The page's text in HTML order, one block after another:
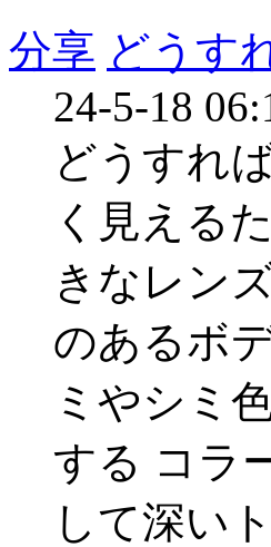
分享 どうす
24-5-18
どうすれ
く見える
きなレン
のあるボ
ミやシミ
する コラ
して深い